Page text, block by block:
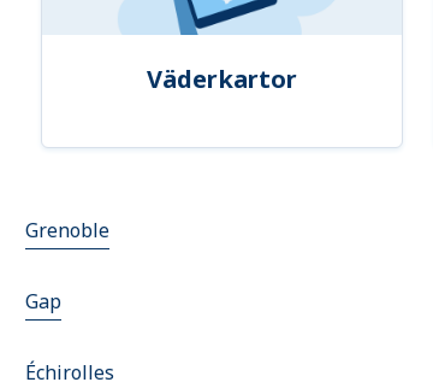
Väderkartor
Grenoble
Gap
Échirolles